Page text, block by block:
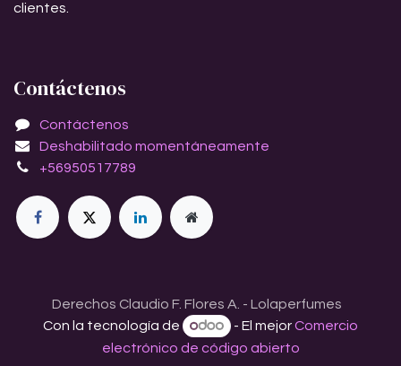
clientes.
Contáctenos
Contáctenos
Deshabilitado momentáneamente
+56950517789
Derechos Claudio F. Flores A. - Lolaperfumes
Con la tecnología de
- El mejorComercio
electrónico de código abierto